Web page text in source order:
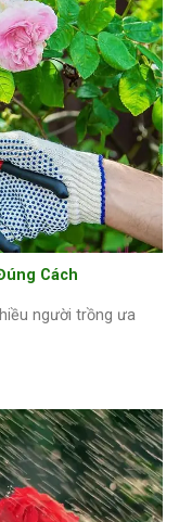
Cách
người trồng ưa